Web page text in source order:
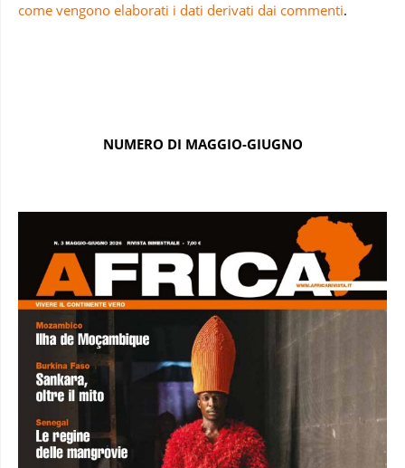
come vengono elaborati i dati derivati dai commenti.
NUMERO DI MAGGIO-GIUGNO